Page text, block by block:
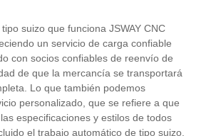
suizo que funciona JSWAY CNC
un servicio de carga confiable
con socios confiables de reenvío de
de que la mercancía se transportará
Lo que también podemos
personalizado, que se refiere a que
especificaciones y estilos de todos
el trabajo automático de tipo suizo.